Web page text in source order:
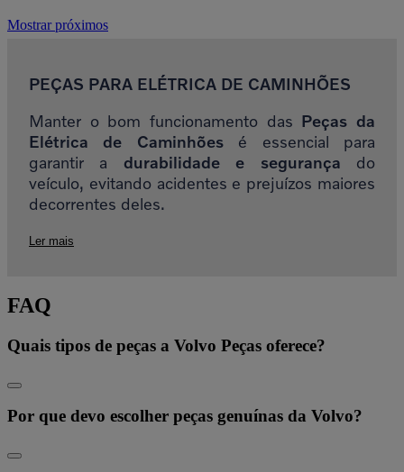
Mostrar próximos
PEÇAS PARA ELÉTRICA DE CAMINHÕES
Manter o bom funcionamento das Peças da
Elétrica de Caminhõesé essencial para
garantir a durabilidade e segurança do
veículo, evitando acidentes e prejuízos maiores
decorrentes deles.
Ler mais
FAQ
Quais tipos de peças a Volvo Peças oferece?
Por que devo escolher peças genuínas da Volvo?